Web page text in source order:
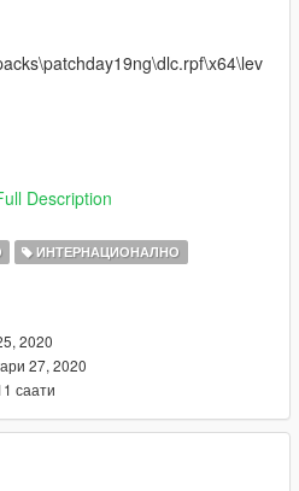
Description
ИНТЕРНАЦИОНАЛНО
2020
27, 2020
саати